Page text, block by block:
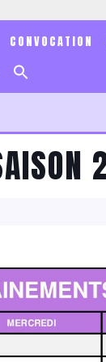
CONVOCATION
Search Button